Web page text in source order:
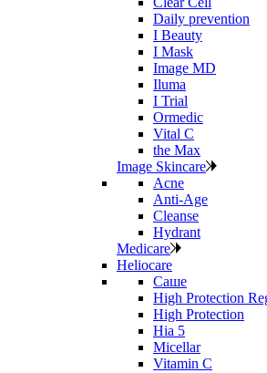
Daily prevention
I Beauty
I Mask
Image MD
Iluma
I Trial
Ormedic
Vital C
the Max
Image Skincare
Acne
Anti‑Age
Cleanse
Hydrant
Medicare
Heliocare
Саше
High Protection
High Protection
Hia 5
Micellar
Vitamin C